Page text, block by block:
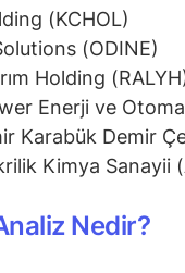
(KCHOL)
(ODINE)
Holding
Enerji ve
Karabük Demir
Kimya Sanayii
Nedir?